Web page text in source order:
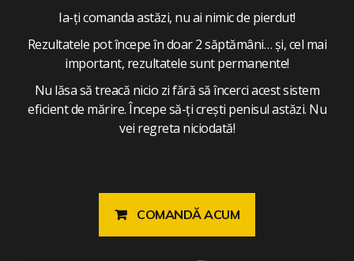
Ia-ți comanda astăzi, nu ai nimic de pierdut!
Rezultatele pot începe în doar 2 săptămâni… și, cel mai
important, rezultatele sunt permanente!
Nu lăsa să treacă nicio zi fără să încerci acest sistem
eficient de mărire. Începe să-ți crești penisul astăzi. Nu
vei regreta niciodată!
COMANDĂ ACUM